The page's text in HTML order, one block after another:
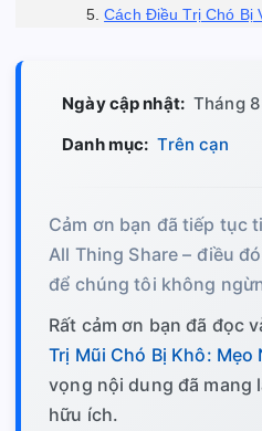
Cách Điều Trị Chó Bị
Ngày cập nhật: Tháng
Danh mục: Trên cạn
Cảm ơn bạn đã tiếp tục
All Thing Share – điều
để chúng tôi không
Rất cảm ơn bạn đã đọc
Trị Mũi Chó Bị Khô: Mẹo
vọng nội dung đã mang
hữu ích.